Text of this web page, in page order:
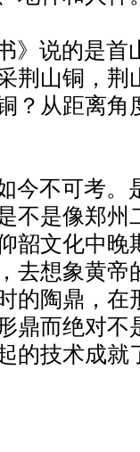
》说的是首
荆山铜，
？从距离角
不可考。
不是像郑州
韶文化中晚
去想象黄帝
的陶鼎，在
鼎而绝对不
的技术成就